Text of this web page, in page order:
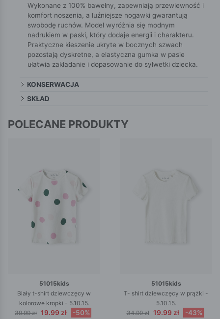
Wykonane z 100% bawełny, zapewniają przewiewność i
komfort noszenia, a luźniejsze nogawki gwarantują
swobodę ruchów. Model wyróżnia się modnym
nadrukiem w paski, który dodaje energii i charakteru.
Praktyczne kieszenie ukryte w bocznych szwach
pozostają dyskretne, a elastyczna gumka w pasie
ułatwia zakładanie i dopasowanie do sylwetki dziecka.
KONSERWACJA
SKŁAD
POLECANE PRODUKTY
51015kids
Biały t-shirt dziewczęcy w
kolorowe kropki - 5.10.15.
39.99 zł 19.99 zł -50%
51015kids
T- shirt dziewczęcy w prążki -
5.10.15.
34.99 zł 19.99 zł -43%